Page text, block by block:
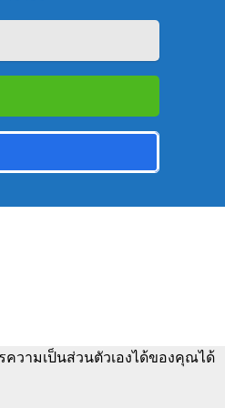
ความเป็นส่วนตัวเองได้ของคุณได้